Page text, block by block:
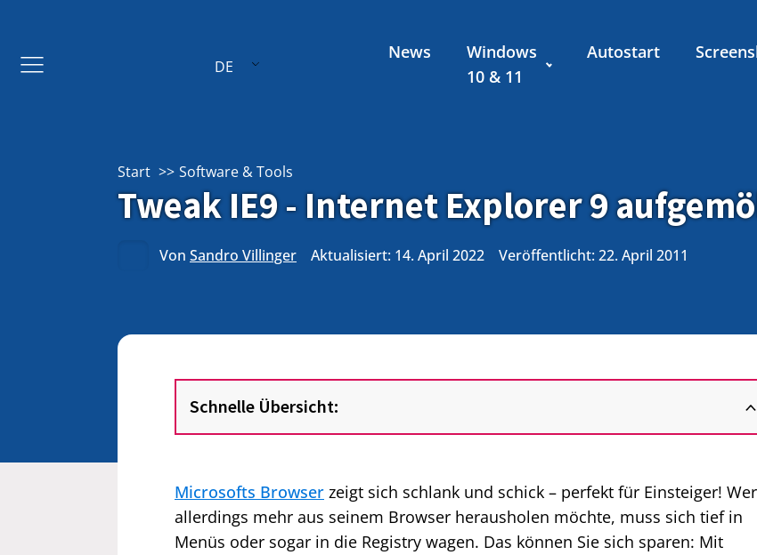
DE
News
Windows
10 & 11
Autostart
Start Software & Tools
Tweak IE9 - Internet Explorer 9
Von Sandro Villinger Aktualisiert: 14. April 2022 Veröffentlicht:22. April 2011
Schnelle Übersicht:
Microsofts Browser zeigt sich schlank und schick – perfekt für Einsteiger! Wer
allerdings mehr aus seinem Browser herausholen möchte, muss sich tief in
Menüs oder sogar in die Registry wagen. Das können Sie sich sparen: Mit